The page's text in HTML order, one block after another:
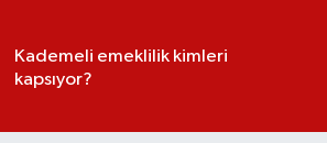
Kademeli emeklilik kimleri
kapsıyor?